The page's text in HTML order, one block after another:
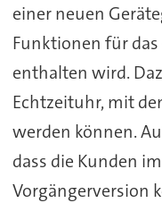
einer neuen
Funktionen für
enthalten wird.
Echtzeituhr, mit
werden können.
dass die Kunden
Vorgängerversion